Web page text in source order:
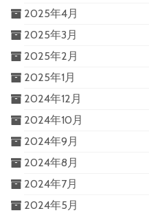
2025年4月
2025年3月
2025年2月
2025年1月
2024年12月
2024年10月
2024年9月
2024年8月
2024年7月
2024年5月